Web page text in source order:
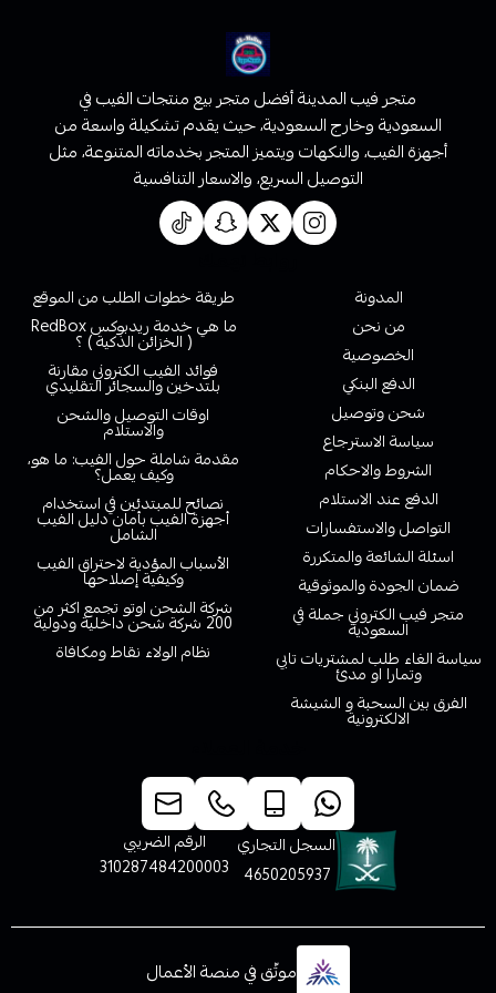
متجر فيب المدينة أفضل متجر بيع منتجات الفيب في
السعودية وخارج السعودية، حيث يقدم تشكيلة واسعة من
أجهزة الفيب، والنكهات ويتميز المتجر بخدماته المتنوعة، مثل
التوصيل السريع، والاسعار التنافسية
المدونة
من نحن
الخصوصية
الدفع البنكي
شحن وتوصيل
سياسة الاسترجاع
الشروط والاحكام
الدفع عند الاستلام
التواصل والاستفسارات
اسئلة الشائعة والمتكررة
ضمان الجودة والموثوقية
متجر فيب الكتروني جملة في
السعودية
سياسة الغاء طلب لمشتريات تابي
وتمارا او مدئ
الفرق بين السحبة و الشيشة
الالكترونية
طريقة خطوات الطلب من الموقع
ما هي خدمة ريدبوكس RedBox
( الخزائن الذكية ) ؟
فوائد الفيب الكتروني مقارنة
بلتدخين والسجائر التقليدي
اوقات التوصيل والشحن
والاستلام
مقدمة شاملة حول الفيب: ما هو،
وكيف يعمل؟
نصائح للمبتدئين في استخدام
أجهزة الفيب بأمان دليل الفيب
الشامل
الأسباب المؤدية لاحتراق الفيب
وكيفية إصلاحها
شركة الشحن اوتو تجمع اكثر من
200 شركة شحن داخلية ودولية
نظام الولاء نقاط ومكافاة
السجل التجاري
4650205937
الرقم الضريبي
310287484200003
موثّق في منصة الأعمال